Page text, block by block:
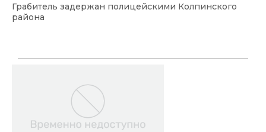
Грабитель задержан полицейскими Колпинского
района